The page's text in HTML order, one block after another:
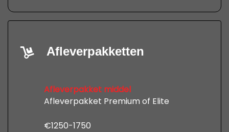
Afleverpakketten
Afleverpakket middel
Afleverpakket Premium of Elite
€1250-1750